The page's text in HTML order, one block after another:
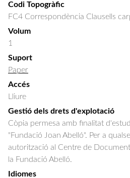
Codi Topogràfic
FC4 Correspondència Clausells
Volum
1
Suport
Paper
Accés
Lliure
Gestió dels drets d'explotació
Còpia permesa amb finalitat
"Fundació Joan Abelló". Per a
autorització al Centre de
la Fundació Abelló.
Idiomes